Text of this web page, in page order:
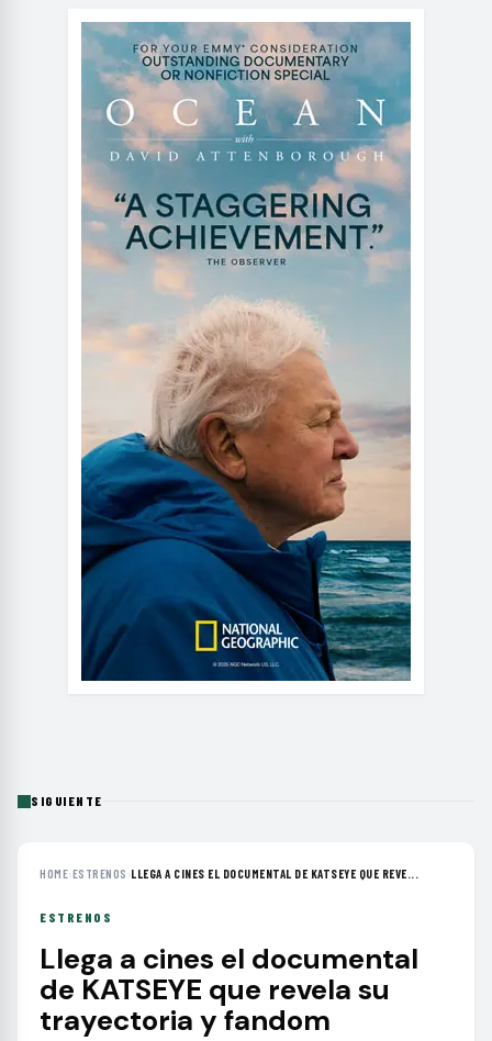
SIGUIENTE
HOME›ESTRENOS ›LLEGA A CINES EL DOCUMENTAL DE KATSEYE QUE REVE...
ESTRENOS
Llega a cines el documental
de KATSEYE que revela su
trayectoria y fandom